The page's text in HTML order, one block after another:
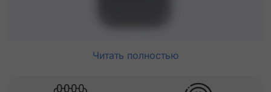
Читать полностью